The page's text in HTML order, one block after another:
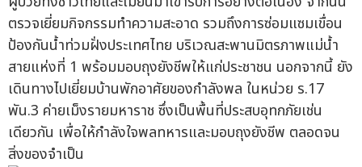
ตรวจเยี่ยมกิจกรรมทำความสะอาด รวมถึงการซ่อมแซมเขื่อน
ป้องกันน้ำท่วมฝั่งประเทศไทย บริเวณสะพานมิตรภาพแม่น้ำ
สายแห่งที่ 1 พร้อมมอบถุงยังชีพให้แก่ประชาชน นอกจากนี้ ยัง
เดินทางไปเยี่ยมบ้านพักอาศัยของกำลังพล ในหน่วย ร.17
พัน.3 ค่ายเม็งรายมหาราช ซึ่งเป็นพื้นที่ประสบอุทกภัยเช่น
เดียวกัน เพื่อให้กำลังใจพลทหารและมอบถุงยังชีพ ตลอดจน
สิ่งของจำเป็น